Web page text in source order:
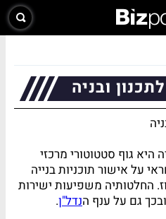
ובניה
היא גוף סטטוטורי מרכזי
על אישור תוכניות בנייה
החלטותיה משפיעות ישירות
גם על ענף הנדל"ן.